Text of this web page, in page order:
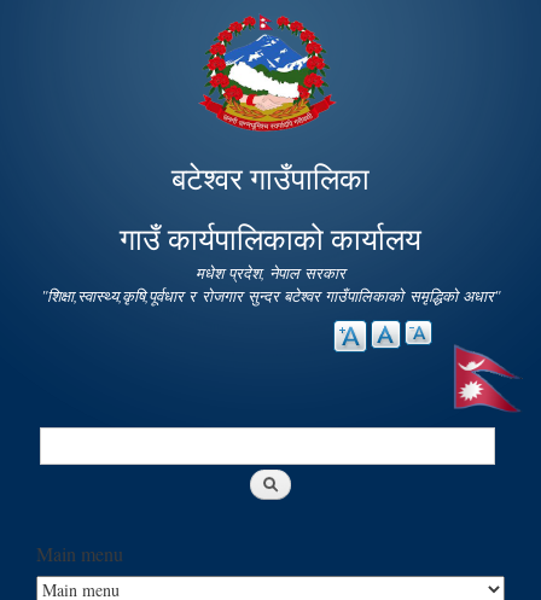
main
content
बटेश्वर गाउँपालिका
गाउँ कार्यपालिकाको कार्यालय
मधेश प्रदेश, नेपाल सरकार
"शिक्षा,स्वास्थ्य,कृषि,पूर्वधार र रोजगार सुन्दर बटेश्वर गाउँपालिकाको समृद्धिको अधार"
Search
Main menu